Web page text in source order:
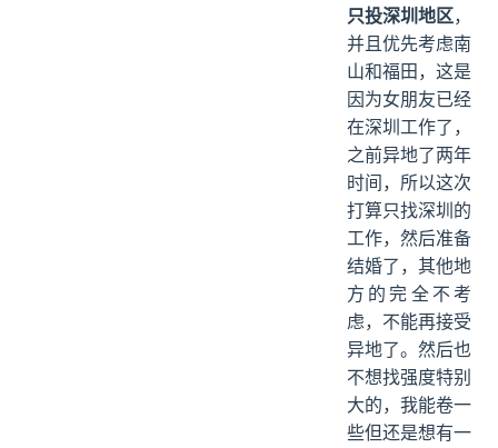
只投深圳地区，
并且优先考虑南
山和福田，这是
因为女朋友已经
在深圳工作了，
之前异地了两年
时间，所以这次
打算只找深圳的
工作，然后准备
结婚了，其他地
方的完全不考
虑，不能再接受
异地了。然后也
不想找强度特别
大的，我能卷一
些但还是想有一